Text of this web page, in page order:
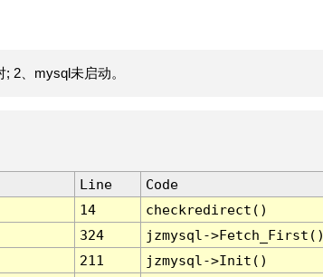
2、mysql未启动。
Line
Code
14
checkredirect()
324
jzmysql-
211
jzmysql->Init()